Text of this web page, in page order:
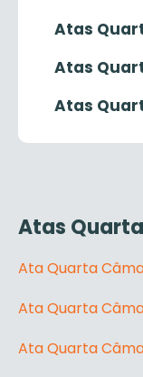
Atas
Atas
Atas
Atas
Ata Quarta
Ata Quarta
Ata Quarta